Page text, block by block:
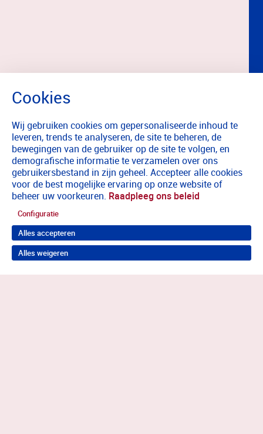
Wij gebruiken cookies om gepersonaliseerde inhoud te
leveren, trends te analyseren, de site te beheren, de
bewegingen van de gebruiker op de site te volgen, en
demografische informatie te verzamelen over ons
gebruikersbestand in zijn geheel. Accepteer alle cookies
voor de best mogelijke ervaring op onze website of
beheer uw voorkeuren. Raadpleeg ons beleid
Configuratie
Alles accepteren
Alles weigeren